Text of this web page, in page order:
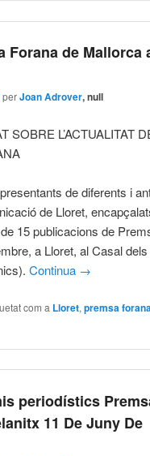
Forana de Mallorca
perJoan Adrover, null
SOBRE L’ACTUALITAT
de diferents i
de Lloret,
15 publicacions de
a Lloret, al Casal
Continua →
com a Lloret,premsa
periodístics
11 De Juny De